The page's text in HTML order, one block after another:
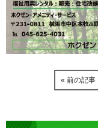
« 前の記事